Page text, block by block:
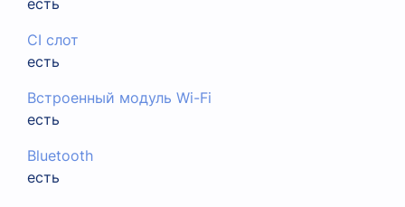
CI слот
есть
Встроенный модуль Wi-Fi
есть
Bluetooth
есть